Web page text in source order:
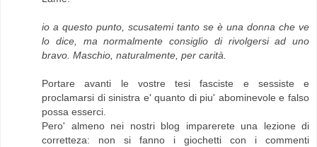
io a questo punto, scusatemi tanto se è una donna che ve
lo dice, ma normalmente consiglio di rivolgersi ad uno
bravo. Maschio, naturalmente, per carità.
Portare avanti le vostre tesi fasciste e sessiste e
proclamarsi di sinistra e' quanto di piu' abominevole e falso
possa esserci.
Pero' almeno nei nostri blog imparerete una lezione di
corretteza: non si fanno i giochetti con i commenti